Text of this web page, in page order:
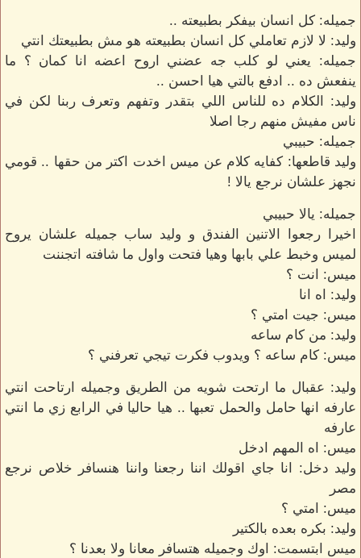
جميله: كل انسان بيفكر بطبيعته ..
وليد: لا لازم تعاملي كل انسان بطبيعته هو مش بطبيعتك انتي
جميله: يعني لو كلب جه عضني اروح اعضه انا كمان ؟ ما
ينفعش ده .. ادفع بالتي هيا احسن ..
وليد: الكلام ده للناس اللي بتقدر وتفهم وتعرف ربنا لكن في
ناس مفيش منهم رجا اصلا
جميله: حبيبي
وليد قاطعها: كفايه كلام عن ميس اخدت اكتر من حقها .. قومي
نجهز علشان نرجع يالا !
جميله: يالا حبيبي
اخيرا رجعوا الاتنين الفندق و وليد ساب جميله علشان يروح
لميس وخبط علي بابها وهيا فتحت واول ما شافته اتجننت
ميس: انت ؟
وليد: اه انا
ميس: جيت امتي ؟
وليد: من كام ساعه
ميس: كام ساعه ؟ ويدوب فكرت تيجي تعرفني ؟
وليد: عقبال ما ارتحت شويه من الطريق وجميله ارتاحت انتي
عارفه انها حامل والحمل تعبها .. هيا حاليا في الرابع زي ما انتي
عارفه
ميس: اه المهم ادخل
وليد دخل: انا جاي اقولك اننا رجعنا واننا هنسافر خلاص نرجع
مصر
ميس: امتي ؟
وليد: بكره بعده بالكتير
ميس ابتسمت: اوك وجميله هتسافر معانا ولا بعدنا ؟